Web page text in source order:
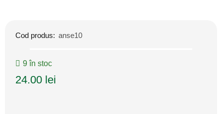
Cod produs: anse10
9 în stoc
24.00 lei